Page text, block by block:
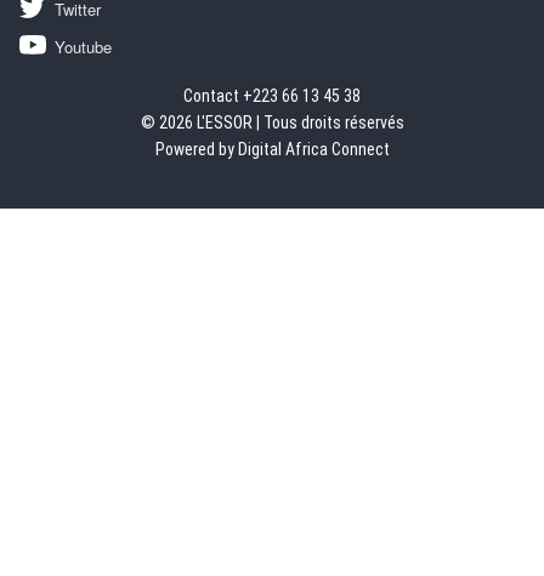
Twitter
Youtube
Contact +223 66 13 45 38
© 2026 L'ESSOR | Tous droits réservés
Powered by Digital Africa Connect